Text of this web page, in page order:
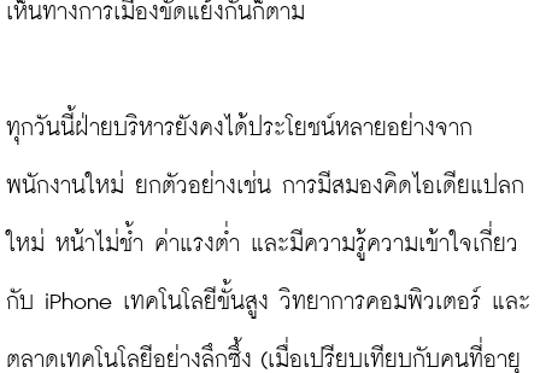
เห็นทางการเมืองขัดแย้งกันก็ตาม
ทุกวันนี้ฝ่ายบริหารยังคงได้ประโยชน์หลายอย่างจาก
พนักงานใหม่ ยกตัวอย่างเช่น การมีสมองคิดไอเดียแปลก
ใหม่ หน้าไม่ช้ำ ค่าแรงต่ำ และมีความรู้ความเข้าใจเกี่ยว
กับ iPhone เทคโนโลยีขั้นสูง วิทยาการคอมพิวเตอร์ และ
ตลาดเทคโนโลยีอย่างลึกซึ้ง (เมื่อเปรียบเทียบกับคนที่อายุ